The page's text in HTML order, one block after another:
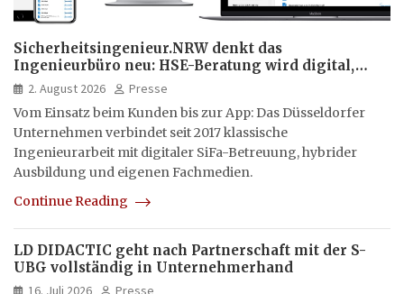
Sicherheitsingenieur.NRW denkt das
Ingenieurbüro neu: HSE-Beratung wird digital,
hybrid und multimedial
2. August 2026
Presse
Vom Einsatz beim Kunden bis zur App: Das Düsseldorfer
Unternehmen verbindet seit 2017 klassische
Ingenieurarbeit mit digitaler SiFa-Betreuung, hybrider
Ausbildung und eigenen Fachmedien.
Continue Reading
LD DIDACTIC geht nach Partnerschaft mit der S-
UBG vollständig in Unternehmerhand
16. Juli 2026 Presse